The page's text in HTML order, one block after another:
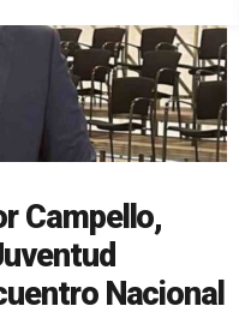
Campello,
Nacional